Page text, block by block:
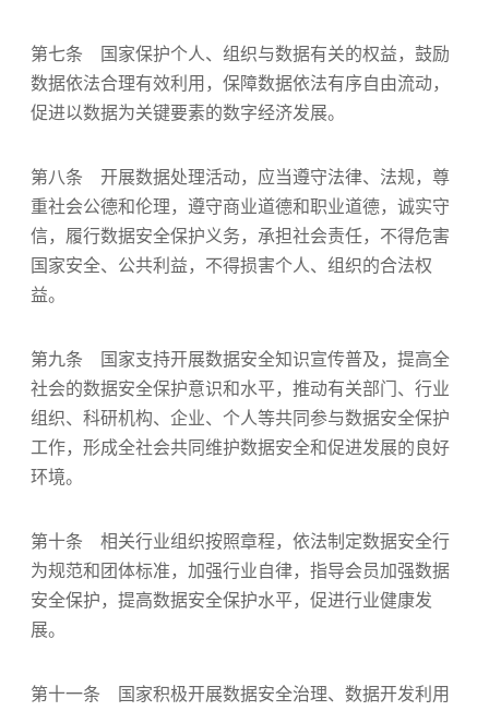
第七条 国家保护个人、组织与数据有关的权益，鼓励
数据依法合理有效利用，保障数据依法有序自由流动，
促进以数据为关键要素的数字经济发展。
第八条 开展数据处理活动，应当遵守法律、法规，尊
重社会公德和伦理，遵守商业道德和职业道德，诚实守
信，履行数据安全保护义务，承担社会责任，不得危害
国家安全、公共利益，不得损害个人、组织的合法权
益。
第九条 国家支持开展数据安全知识宣传普及，提高全
社会的数据安全保护意识和水平，推动有关部门、行业
组织、科研机构、企业、个人等共同参与数据安全保护
工作，形成全社会共同维护数据安全和促进发展的良好
环境。
第十条 相关行业组织按照章程，依法制定数据安全行
为规范和团体标准，加强行业自律，指导会员加强数据
安全保护，提高数据安全保护水平，促进行业健康发
展。
第十一条 国家积极开展数据安全治理、数据开发利用